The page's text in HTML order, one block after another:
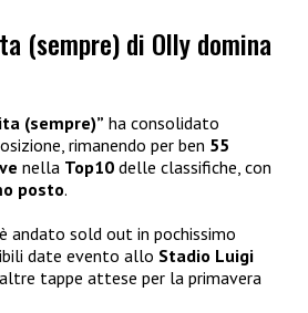
(sempre) di Olly domina
(sempre)” ha consolidato
rimanendo per ben 55
nella Top10 delle classifiche, con
posto.
è andato sold out in pochissimo
date evento allo Stadio Luigi
tappe attese per la primavera